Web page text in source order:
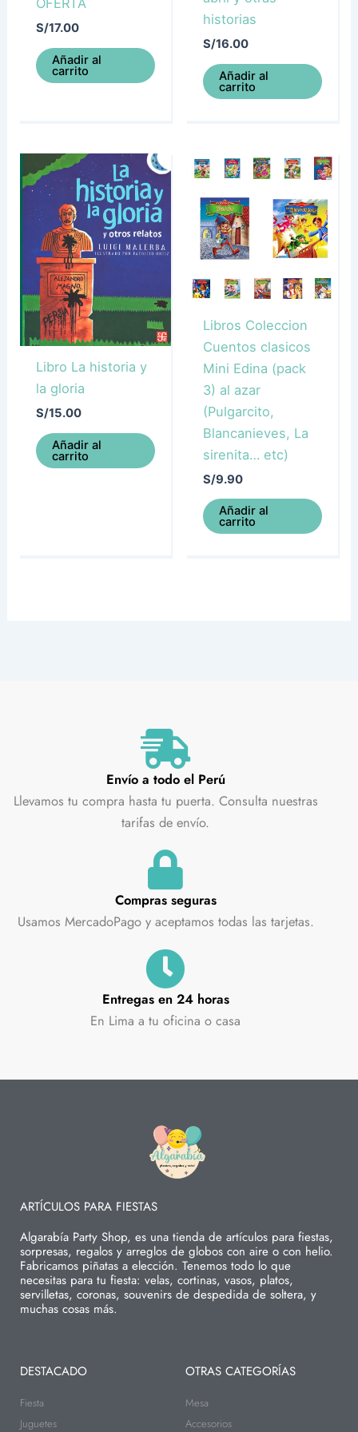
S/17.00
Añadir al
carrito
historias
S/16.00
Añadir al
carrito
Libro La historia y
la gloria
S/15.00
Añadir al
carrito
Libros Coleccion
Cuentos clasicos
Mini Edina (pack
3) al azar
(Pulgarcito,
Blancanieves, La
sirenita… etc)
S/9.90
Añadir al
carrito
Envío a todo el Perú
Llevamos tu compra hasta tu puerta. Consulta nuestras
tarifas de envío.
Compras seguras
Usamos MercadoPago y aceptamos todas las tarjetas.
Entregas en 24 horas
En Lima a tu oficina o casa
ARTÍCULOS PARA FIESTAS
Algarabía Party Shop, es una tienda de artículos para fiestas,
sorpresas, regalos y arreglos de globos con aire o con helio.
Fabricamos piñatas a elección. Tenemos todo lo que
necesitas para tu fiesta: velas, cortinas, vasos, platos,
servilletas, coronas, souvenirs de despedida de soltera, y
muchas cosas más.
DESTACADO
Fiesta
Juguetes
OTRAS CATEGORÍAS
Mesa
Accesorios